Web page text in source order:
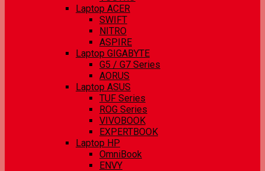
Laptop ACER
SWIFT
NITRO
ASPIRE
Laptop GIGABYTE
G5 / G7 Series
AORUS
Laptop ASUS
TUF Series
ROG Series
VIVOBOOK
EXPERTBOOK
Laptop HP
OmniBook
ENVY